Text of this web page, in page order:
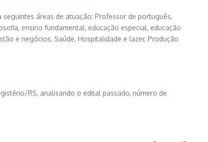
áreas de atuação: Professor de português,
ensino fundamental, educação especial, educação
e negócios, Saúde, Hospitalidade e lazer, Produção
RS, analisando o edital passado, número de